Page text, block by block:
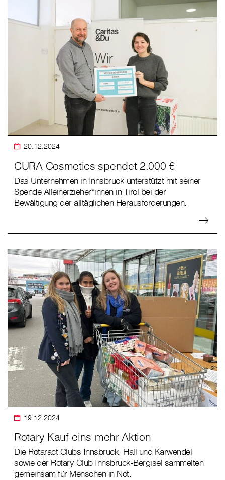
20.12.2024
CURA Cosmetics spendet 2.000 €
Das Unternehmen in Innsbruck unterstützt mit seiner
Spende Alleinerzieher*innen in Tirol bei der
Bewältigung der alltäglichen Herausforderungen.
19.12.2024
Rotary Kauf-eins-mehr-Aktion
Die Rotaract Clubs Innsbruck, Hall und Karwendel
sowie der Rotary Club Innsbruck-Bergisel sammelten
gemeinsam für Menschen in Not.